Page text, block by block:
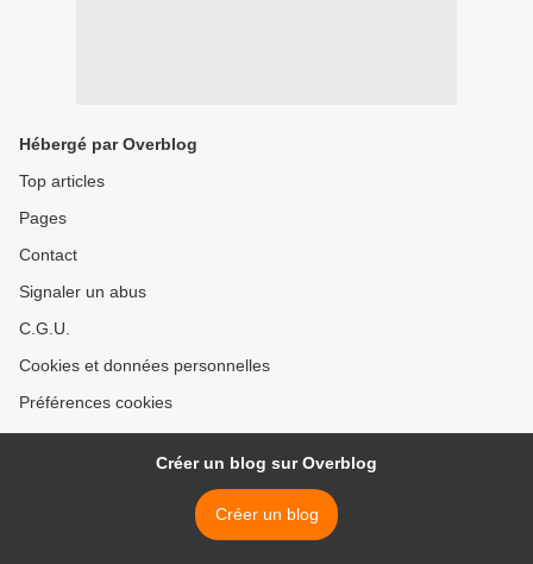
Hébergé par Overblog
Top articles
Pages
Contact
Signaler un abus
C.G.U.
Cookies et données personnelles
Préférences cookies
Créer un blog sur Overblog
Créer un blog